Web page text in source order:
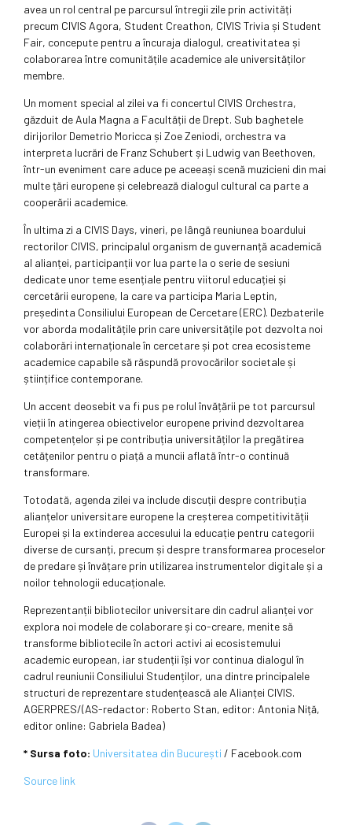
avea un rol central pe parcursul întregii zile prin activități
precum CIVIS Agora, Student Creathon, CIVIS Trivia și Student
Fair, concepute pentru a încuraja dialogul, creativitatea și
colaborarea între comunitățile academice ale universităților
membre.
Un moment special al zilei va fi concertul CIVIS Orchestra,
găzduit de Aula Magna a Facultății de Drept. Sub baghetele
dirijorilor Demetrio Moricca și Zoe Zeniodi, orchestra va
interpreta lucrări de Franz Schubert și Ludwig van Beethoven,
într-un eveniment care aduce pe aceeași scenă muzicieni din mai
multe țări europene și celebrează dialogul cultural ca parte a
cooperării academice.
În ultima zi a CIVIS Days, vineri, pe lângă reuniunea boardului
rectorilor CIVIS, principalul organism de guvernanță academică
al alianței, participanții vor lua parte la o serie de sesiuni
dedicate unor teme esențiale pentru viitorul educației și
cercetării europene, la care va participa Maria Leptin,
președinta Consiliului European de Cercetare (ERC). Dezbaterile
vor aborda modalitățile prin care universitățile pot dezvolta noi
colaborări internaționale în cercetare și pot crea ecosisteme
academice capabile să răspundă provocărilor societale și
științifice contemporane.
Un accent deosebit va fi pus pe rolul învățării pe tot parcursul
vieții în atingerea obiectivelor europene privind dezvoltarea
competențelor și pe contribuția universităților la pregătirea
cetățenilor pentru o piață a muncii aflată într-o continuă
transformare.
Totodată, agenda zilei va include discuții despre contribuția
alianțelor universitare europene la creșterea competitivității
Europei și la extinderea accesului la educație pentru categorii
diverse de cursanți, precum și despre transformarea proceselor
de predare și învățare prin utilizarea instrumentelor digitale și a
noilor tehnologii educaționale.
Reprezentanții bibliotecilor universitare din cadrul alianței vor
explora noi modele de colaborare și co-creare, menite să
transforme bibliotecile în actori activi ai ecosistemului
academic european, iar studenții își vor continua dialogul în
cadrul reuniunii Consiliului Studenților, una dintre principalele
structuri de reprezentare studențească ale Alianței CIVIS.
AGERPRES/(AS-redactor: Roberto Stan, editor: Antonia Niță,
editor online: Gabriela Badea)
* Sursa foto: Universitatea din București / Facebook.com
Source link